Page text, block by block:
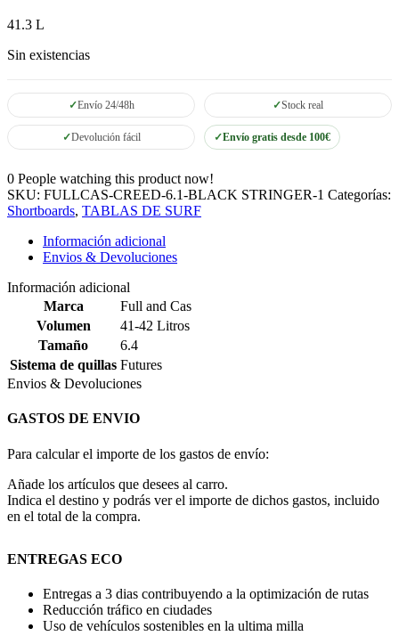
41.3 L
Sin existencias
Envío 24/48h Stock real
Devolución fácil Envío gratis desde 100€
0 People watching this product now!
SKU: FULLCAS-CREED-6.1-BLACK STRINGER-1 Categorías:
Shortboards, TABLAS DE SURF
Información adicional
Envios & Devoluciones
Información adicional
Marca
Full and Cas
Volumen
41-42 Litros
Tamaño
6.4
Sistema de quillas Futures
Envios & Devoluciones
GASTOS DE ENVIO
Para calcular el importe de los gastos de envío:
Añade los artículos que desees al carro.
Indica el destino y podrás ver el importe de dichos gastos, incluido
en el total de la compra.
ENTREGAS ECO
Entregas a 3 dias contribuyendo a la optimización de rutas
Reducción tráfico en ciudades
Uso de vehículos sostenibles en la ultima milla